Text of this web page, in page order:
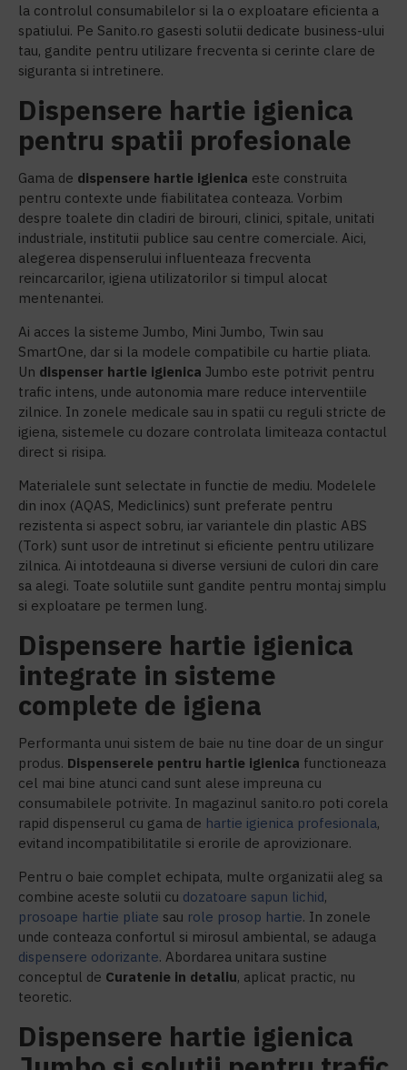
la controlul consumabilelor si la o exploatare eficienta a
spatiului. Pe Sanito.ro gasesti solutii dedicate business-ului
tau, gandite pentru utilizare frecventa si cerinte clare de
siguranta si intretinere.
Dispensere hartie igienica
pentru spatii profesionale
Gama de dispensere hartie igienica este construita
pentru contexte unde fiabilitatea conteaza. Vorbim
despre toalete din cladiri de birouri, clinici, spitale, unitati
industriale, institutii publice sau centre comerciale. Aici,
alegerea dispenserului influenteaza frecventa
reincarcarilor, igiena utilizatorilor si timpul alocat
mentenantei.
Ai acces la sisteme Jumbo, Mini Jumbo, Twin sau
SmartOne, dar si la modele compatibile cu hartie pliata.
Un dispenser hartie igienica Jumbo este potrivit pentru
trafic intens, unde autonomia mare reduce interventiile
zilnice. In zonele medicale sau in spatii cu reguli stricte de
igiena, sistemele cu dozare controlata limiteaza contactul
direct si risipa.
Materialele sunt selectate in functie de mediu. Modelele
din inox (AQAS, Mediclinics) sunt preferate pentru
rezistenta si aspect sobru, iar variantele din plastic ABS
(Tork) sunt usor de intretinut si eficiente pentru utilizare
zilnica. Ai intotdeauna si diverse versiuni de culori din care
sa alegi. Toate solutiile sunt gandite pentru montaj simplu
si exploatare pe termen lung.
Dispensere hartie igienica
integrate in sisteme
complete de igiena
Performanta unui sistem de baie nu tine doar de un singur
produs. Dispenserele pentru hartie igienica functioneaza
cel mai bine atunci cand sunt alese impreuna cu
consumabilele potrivite. In magazinul sanito.ro poti corela
rapid dispenserul cu gama de hartie igienica profesionala,
evitand incompatibilitatile si erorile de aprovizionare.
Pentru o baie complet echipata, multe organizatii aleg sa
combine aceste solutii cu dozatoare sapun lichid,
prosoape hartie pliate sau role prosop hartie. In zonele
unde conteaza confortul si mirosul ambiental, se adauga
dispensere odorizante. Abordarea unitara sustine
conceptul de Curatenie in detaliu, aplicat practic, nu
teoretic.
Dispensere hartie igienica